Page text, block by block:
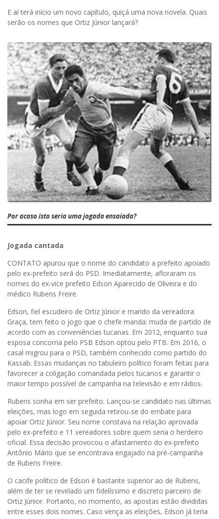
E aí terá início um novo capítulo, quiçá uma nova novela. Quais
serão os nomes que Ortiz Júnior lançará?
Por acaso isto seria uma jogada ensaiada?
Jogada cantada
CONTATO apurou que o nome do candidato a prefeito apoiado
pelo ex-prefeito será do PSD. Imediatamente, afloraram os
nomes do ex-vice prefeito Edson Aparecido de Oliveira e do
médico Rubens Freire.
Edson, fiel escudeiro de Ortiz Júnior e marido da vereadora
Graça, tem feito o jogo que o chefe manda: muda de partido de
acordo com as conveniências tucanas. Em 2012, enquanto sua
esposa concorria pelo PSB Edson optou pelo PTB. Em 2016, o
casal migrou para o PSD, também conhecido como partido do
Kassab. Essas mudanças no tabuleiro político foram feitas para
favorecer a coligação comandada pelos tucanos e garantir o
maior tempo possível de campanha na televisão e em rádios.
Rubens sonha em ser prefeito. Lançou-se candidato nas últimas
eleições, mas logo em seguida retirou-se do embate para
apoiar Ortiz Júnior. Seu nome constava na relação aprovada
pelo ex-prefeito e 11 vereadores sobre quem seria o herdeiro
oficial. Essa decisão provocou o afastamento do ex-prefeito
Antônio Mário que se encontrava engajado na pré-campanha
de Rubens Freire.
O cacife político de Edson é bastante superior ao de Rubens,
além de ter se revelado um fidelíssimo e discreto parceiro de
Ortiz Júnior. Portanto, no momento, as apostas estão divididas
entre esses dois nomes. Caso vença as eleições, Edson já teria